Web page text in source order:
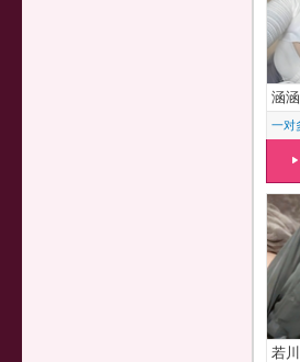
涵
一对
若川